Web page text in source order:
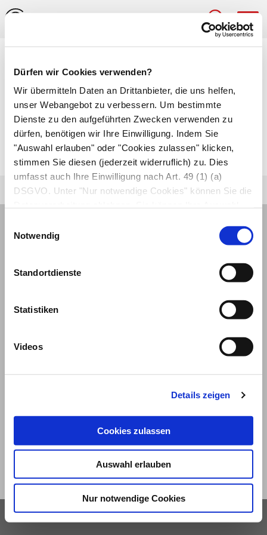
Dürfen wir Cookies verwenden?
Wir übermitteln Daten an Drittanbieter, die uns helfen,
unser Webangebot zu verbessern. Um bestimmte
Dienste zu den aufgeführten Zwecken verwenden zu
dürfen, benötigen wir Ihre Einwilligung. Indem Sie
"Auswahl erlauben" oder "Cookies zulassen" klicken,
stimmen Sie diesen (jederzeit widerruflich) zu. Dies
umfasst auch Ihre Einwilligung nach Art. 49 (1) (a)
DSGVO. Unter "Nur notwendige Cookies" können Sie die
Notwendig
Standortdienste
Statistiken
Videos
Details zeigen
Cookies zulassen
Auswahl erlauben
Nur notwendige Cookies
Blase, neurogene
Harninkontinenzaufgrund einer Störung der
Nerven, die für die Blasenentleerung zuständig
sind.
© 2026
Datenschutz Privatsphäre